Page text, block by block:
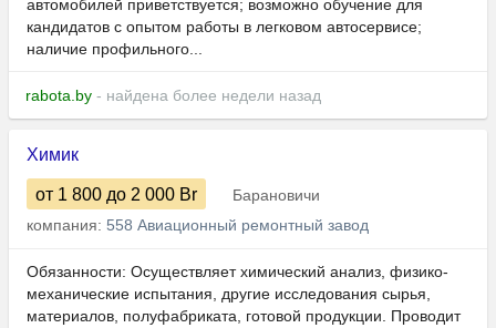
автомобилей приветствуется; возможно обучение для
кандидатов с опытом работы в легковом автосервисе;
наличие профильного...
rabota.by - найдена более недели назад
Химик
от 1 800 до 2 000 Br
Барановичи
компания: 558 Авиационный ремонтный завод
Обязанности: Осуществляет химический анализ, физико-
механические испытания, другие исследования сырья,
материалов, полуфабриката, готовой продукции. Проводит